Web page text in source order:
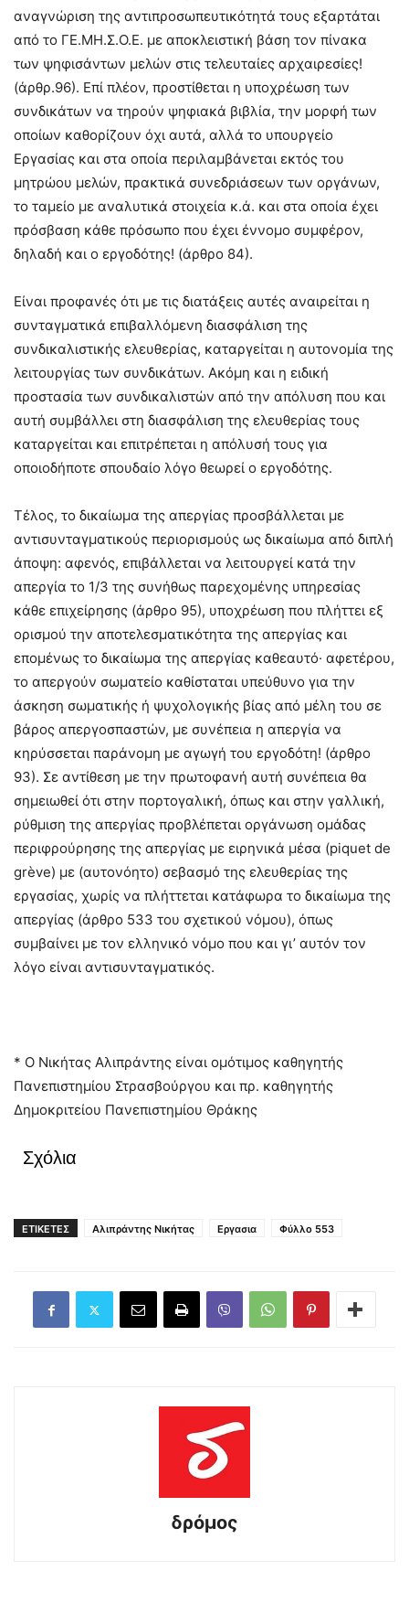
αναγνώριση της αντιπροσωπευτικότητά τους εξαρτάται
από το ΓΕ.ΜΗ.Σ.Ο.Ε. με αποκλειστική βάση τον πίνακα
των ψηφισάντων μελών στις τελευταίες αρχαιρεσίες!
(άρθρ.96). Επί πλέον, προστίθεται η υποχρέωση των
συνδικάτων να τηρούν ψηφιακά βιβλία, την μορφή των
οποίων καθορίζουν όχι αυτά, αλλά το υπουργείο
Εργασίας και στα οποία περιλαμβάνεται εκτός του
μητρώου μελών, πρακτικά συνεδριάσεων των οργάνων,
το ταμείο με αναλυτικά στοιχεία κ.ά. και στα οποία έχει
πρόσβαση κάθε πρόσωπο που έχει έννομο συμφέρον,
δηλαδή και ο εργοδότης! (άρθρο 84).
Είναι προφανές ότι με τις διατάξεις αυτές αναιρείται η
συνταγματικά επιβαλλόμενη διασφάλιση της
συνδικαλιστικής ελευθερίας, καταργείται η αυτονομία της
λειτουργίας των συνδικάτων. Ακόμη και η ειδική
προστασία των συνδικαλιστών από την απόλυση που και
αυτή συμβάλλει στη διασφάλιση της ελευθερίας τους
καταργείται και επιτρέπεται η απόλυσή τους για
οποιοδήποτε σπουδαίο λόγο θεωρεί ο εργοδότης.
Τέλος, το δικαίωμα της απεργίας προσβάλλεται με
αντισυνταγματικούς περιορισμούς ως δικαίωμα από διπλή
άποψη: αφενός, επιβάλλεται να λειτουργεί κατά την
απεργία το 1/3 της συνήθως παρεχομένης υπηρεσίας
κάθε επιχείρησης (άρθρο 95), υποχρέωση που πλήττει εξ
ορισμού την αποτελεσματικότητα της απεργίας και
επομένως το δικαίωμα της απεργίας καθεαυτό· αφετέρου,
το απεργούν σωματείο καθίσταται υπεύθυνο για την
άσκηση σωματικής ή ψυχολογικής βίας από μέλη του σε
βάρος απεργοσπαστών, με συνέπεια η απεργία να
κηρύσσεται παράνομη με αγωγή του εργοδότη! (άρθρο
93). Σε αντίθεση με την πρωτοφανή αυτή συνέπεια θα
σημειωθεί ότι στην πορτογαλική, όπως και στην γαλλική,
ρύθμιση της απεργίας προβλέπεται οργάνωση ομάδας
περιφρούρησης της απεργίας με ειρηνικά μέσα (piquet de
grève) με (αυτονόητο) σεβασμό της ελευθερίας της
εργασίας, χωρίς να πλήττεται κατάφωρα το δικαίωμα της
απεργίας (άρθρο 533 του σχετικού νόμου), όπως
συμβαίνει με τον ελληνικό νόμο που και γι’ αυτόν τον
λόγο είναι αντισυνταγματικός.
* Ο Νικήτας Αλιπράντης είναι ομότιμος καθηγητής
Πανεπιστημίου Στρασβούργου και πρ. καθηγητής
Δημοκριτείου Πανεπιστημίου Θράκης
Σχόλια
ΕΤΙΚΕΤΕΣ Αλιπράντης Νικήτας Εργασια Φύλλο 553
δρόμος